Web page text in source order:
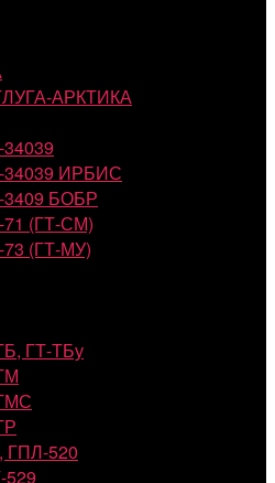
АРКТИКА
34039 ИРБИС
3409 БОБР
71 (ГТ-СМ)
73 (ГТ-МУ)
ГТ-ТБу
ГПЛ-520